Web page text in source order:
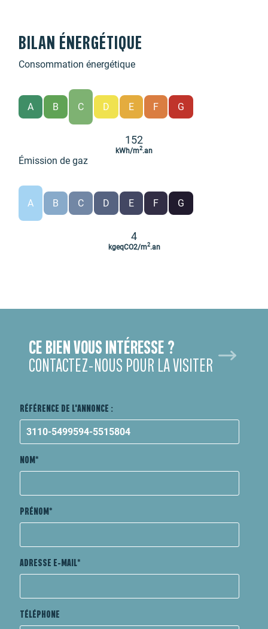
BILAN ÉNERGÉTIQUE
Consommation énergétique
A B C D E F G
152
kWh/m2.an
Émission de gaz
A B C D E F G
4
kgeqCO2/m2.an
CE BIEN VOUS INTÉRESSE ?
CONTACTEZ-NOUS POUR LA VISITER
RÉFÉRENCE DE L'ANNONCE :
NOM
PRÉNOM
ADRESSE E-MAIL
TÉLÉPHONE